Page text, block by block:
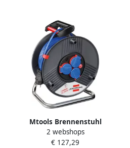
Mtools Brennenstuhl
Garant IP44 kabelhaspel
50m AT-N05V3V3-F 3G1 5
2 webshops
€ 127,29